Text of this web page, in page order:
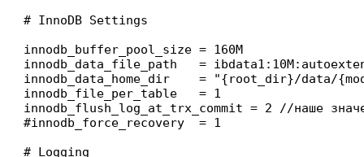
# InnoDB Settings
innodb_buffer_pool_size = 160M
innodb_data_file_path   =
innodb_data_home_dir    = "{root_dir}/data/
innodb_file_per_table   = 1
innodb_flush_log_at_trx_commit = 2 //наше
#innodb_force_recovery  = 1
# Logging